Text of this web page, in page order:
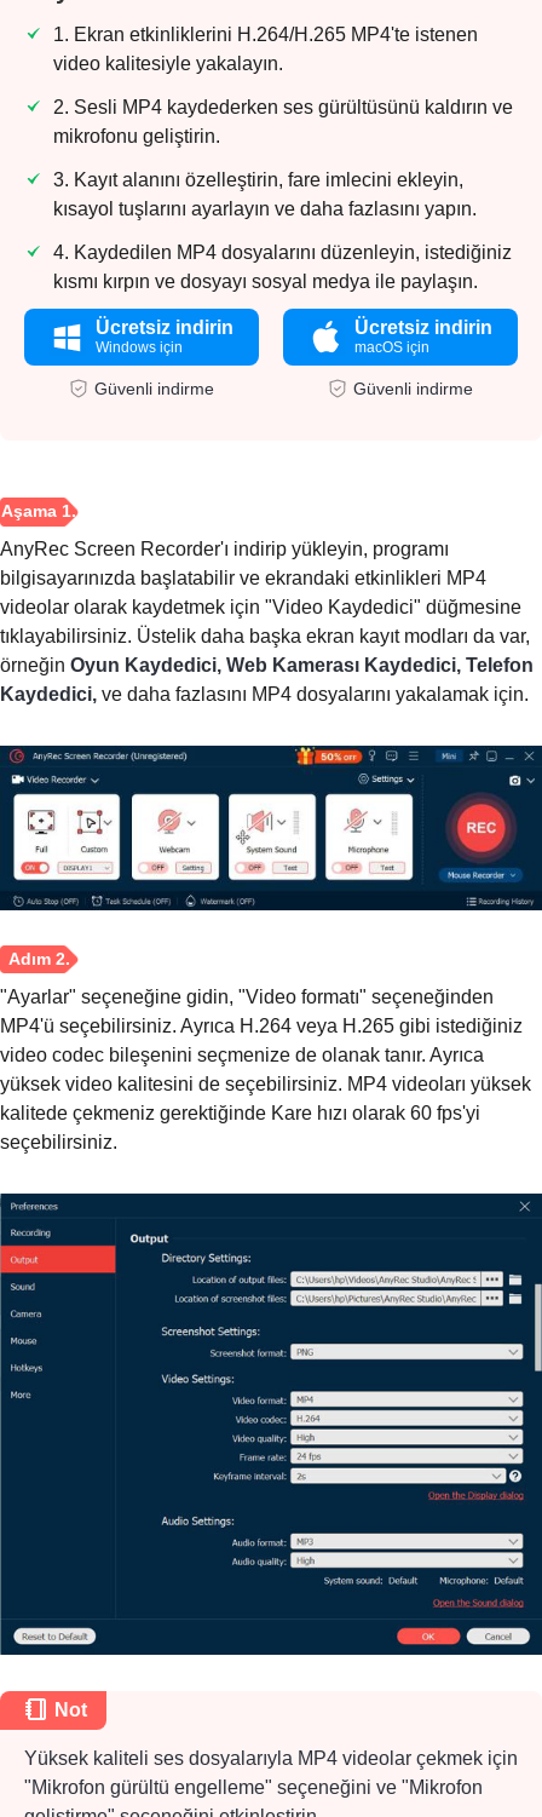
1. Ekran etkinliklerini H.264/H.265 MP4'te istenen
video kalitesiyle yakalayın.
2. Sesli MP4 kaydederken ses gürültüsünü kaldırın ve
mikrofonu geliştirin.
3. Kayıt alanını özelleştirin, fare imlecini ekleyin,
kısayol tuşlarını ayarlayın ve daha fazlasını yapın.
4. Kaydedilen MP4 dosyalarını düzenleyin, istediğiniz
kısmı kırpın ve dosyayı sosyal medya ile paylaşın.
Ücretsiz indirin
Windows için
Güvenli indirme
Ücretsiz indirin
macOS için
Güvenli indirme
Aşama 1.
AnyRec Screen Recorder'ı indirip yükleyin, programı
bilgisayarınızda başlatabilir ve ekrandaki etkinlikleri MP4
videolar olarak kaydetmek için "Video Kaydedici" düğmesine
tıklayabilirsiniz. Üstelik daha başka ekran kayıt modları da var,
örneğin Oyun Kaydedici, Web Kamerası Kaydedici, Telefon
Kaydedici, ve daha fazlasını MP4 dosyalarını yakalamak için.
"Ayarlar" seçeneğine gidin, "Video formatı" seçeneğinden
MP4'ü seçebilirsiniz. Ayrıca H.264 veya H.265 gibi istediğiniz
video codec bileşenini seçmenize de olanak tanır. Ayrıca
yüksek video kalitesini de seçebilirsiniz. MP4 videoları yüksek
kalitede çekmeniz gerektiğinde Kare hızı olarak 60 fps'yi
seçebilirsiniz.
Not
Yüksek kaliteli ses dosyalarıyla MP4 videolar çekmek için
"Mikrofon gürültü engelleme" seçeneğini ve "Mikrofon